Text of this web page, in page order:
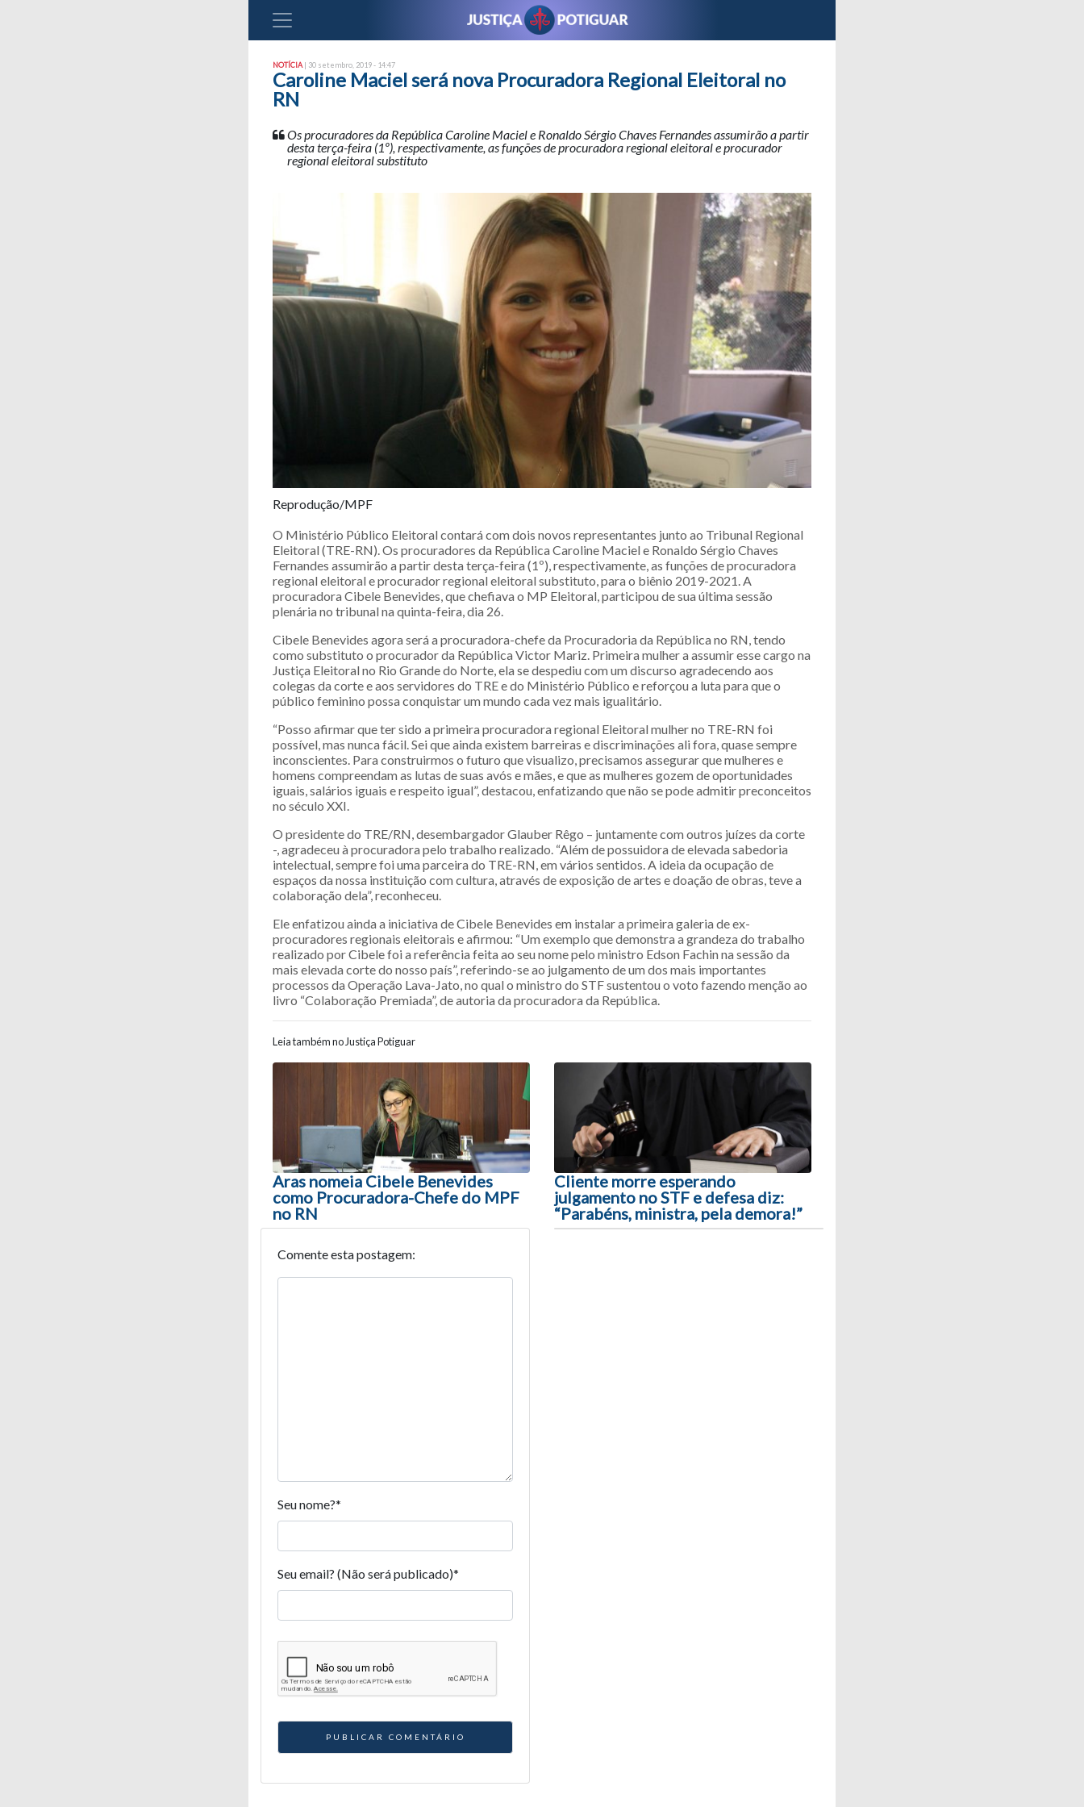
NOTÍCIA | 30 setembro, 2019 - 14:47
Caroline Maciel será nova Procuradora Regional Eleitoral no
RN
Os procuradores da República Caroline Maciel e Ronaldo Sérgio Chaves Fernandes assumirão a partir
desta terça-feira (1º), respectivamente, as funções de procuradora regional eleitoral e procurador
regional eleitoral substituto
Reprodução/MPF
O Ministério Público Eleitoral contará com dois novos representantes junto ao Tribunal Regional
Eleitoral (TRE-RN). Os procuradores da República Caroline Maciel e Ronaldo Sérgio Chaves
Fernandes assumirão a partir desta terça-feira (1º), respectivamente, as funções de procuradora
regional eleitoral e procurador regional eleitoral substituto, para o biênio 2019-2021. A
procuradora Cibele Benevides, que chefiava o MP Eleitoral, participou de sua última sessão
plenária no tribunal na quinta-feira, dia 26.
Cibele Benevides agora será a procuradora-chefe da Procuradoria da República no RN, tendo
como substituto o procurador da República Victor Mariz. Primeira mulher a assumir esse cargo na
Justiça Eleitoral no Rio Grande do Norte, ela se despediu com um discurso agradecendo aos
colegas da corte e aos servidores do TRE e do Ministério Público e reforçou a luta para que o
público feminino possa conquistar um mundo cada vez mais igualitário.
“Posso afirmar que ter sido a primeira procuradora regional Eleitoral mulher no TRE-RN foi
possível, mas nunca fácil. Sei que ainda existem barreiras e discriminações ali fora, quase sempre
inconscientes. Para construirmos o futuro que visualizo, precisamos assegurar que mulheres e
homens compreendam as lutas de suas avós e mães, e que as mulheres gozem de oportunidades
iguais, salários iguais e respeito igual”, destacou, enfatizando que não se pode admitir preconceitos
no século XXI.
O presidente do TRE/RN, desembargador Glauber Rêgo – juntamente com outros juízes da corte
-, agradeceu à procuradora pelo trabalho realizado. “Além de possuidora de elevada sabedoria
intelectual, sempre foi uma parceira do TRE-RN, em vários sentidos. A ideia da ocupação de
espaços da nossa instituição com cultura, através de exposição de artes e doação de obras, teve a
colaboração dela”, reconheceu.
Ele enfatizou ainda a iniciativa de Cibele Benevides em instalar a primeira galeria de ex-
procuradores regionais eleitorais e afirmou: “Um exemplo que demonstra a grandeza do trabalho
realizado por Cibele foi a referência feita ao seu nome pelo ministro Edson Fachin na sessão da
mais elevada corte do nosso país”, referindo-se ao julgamento de um dos mais importantes
processos da Operação Lava-Jato, no qual o ministro do STF sustentou o voto fazendo menção ao
livro “Colaboração Premiada”, de autoria da procuradora da República.
Leia também no Justiça Potiguar
Navegação entre posts
Aras nomeia Cibele Benevides
como Procuradora-Chefe do MPF
no RN
Cliente morre esperando
julgamento no STF e defesa diz:
“Parabéns, ministra, pela demora!”
Comente esta postagem:
Seu nome?*
Seu email? (Não será publicado)*